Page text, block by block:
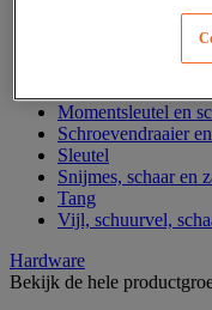
Gereedschapsset
Momentsleutel en
Schroevendraaier
Sleutel
Snijmes, schaar en
Tang
Vijl, schuurvel,
Hardware
Bekijk de hele